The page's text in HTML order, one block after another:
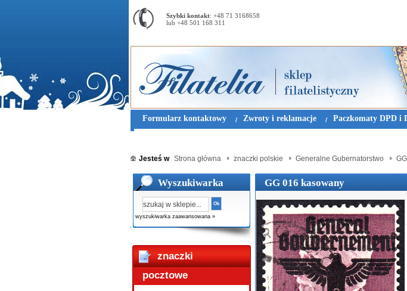
Szybki kontakt: +48 71 3168658
lub +48 501 168 311
Formularz kontaktowy Zwroty i reklamacje Paczkomaty DPD i
Jesteś w Strona główna znaczki polskie Generalne Gubernatorstwo
Wyszukiwarka
Ok
wyszukiwarka zaawansowana »
znaczki
pocztowe
GG 016 kasowany